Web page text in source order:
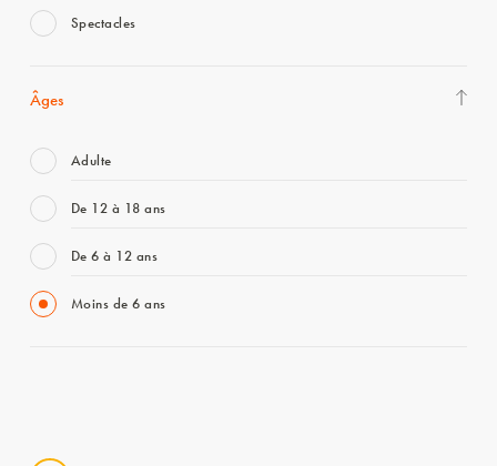
Spectacles
Âges
Adulte
De 12 à 18 ans
De 6 à 12 ans
Moins de 6 ans